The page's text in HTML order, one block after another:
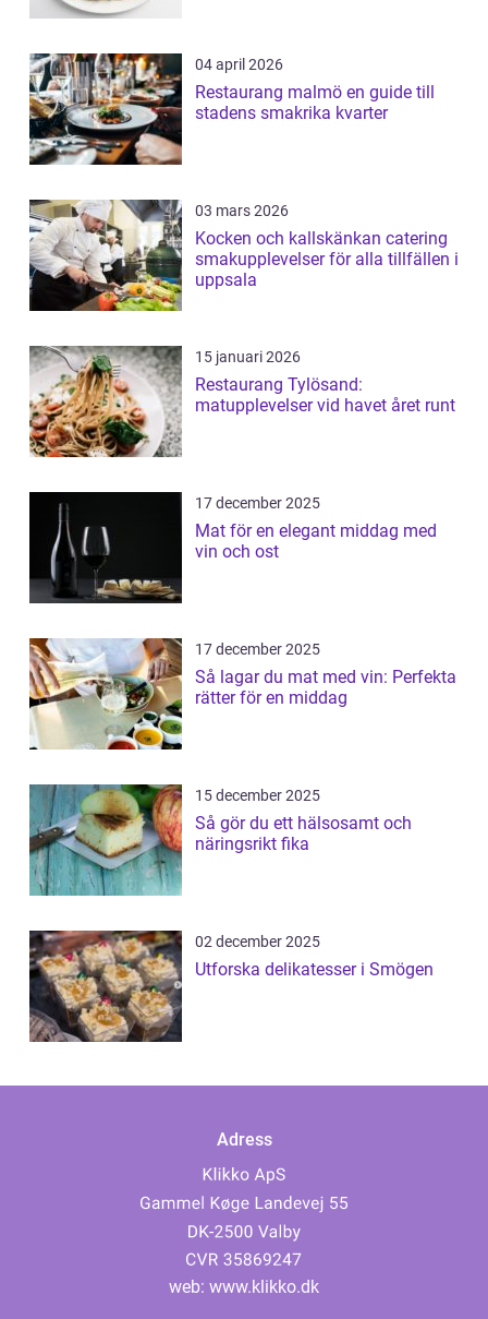
04 april 2026
Restaurang malmö en guide till
stadens smakrika kvarter
03 mars 2026
Kocken och kallskänkan catering
smakupplevelser för alla tillfällen i
uppsala
15 januari 2026
Restaurang Tylösand:
matupplevelser vid havet året runt
17 december 2025
Mat för en elegant middag med
vin och ost
17 december 2025
Så lagar du mat med vin: Perfekta
rätter för en middag
15 december 2025
Så gör du ett hälsosamt och
näringsrikt fika
02 december 2025
Utforska delikatesser i Smögen
Adress
web: www.klikko.dk